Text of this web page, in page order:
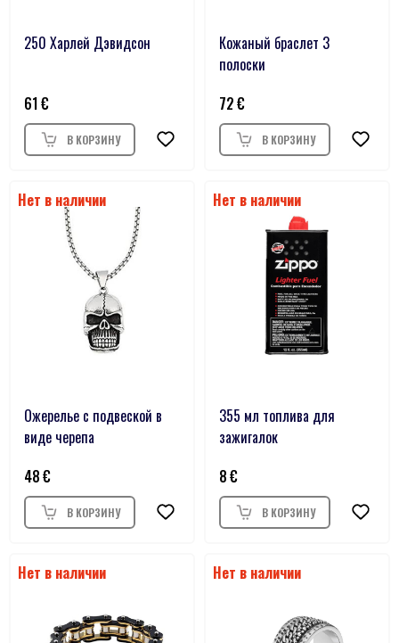
250 Харлей Дэвидсон
61
Кожаный браслет 3
полоски
72
Ожерелье с подвеской в
виде черепа
48
355 мл топлива для
зажигалок
8